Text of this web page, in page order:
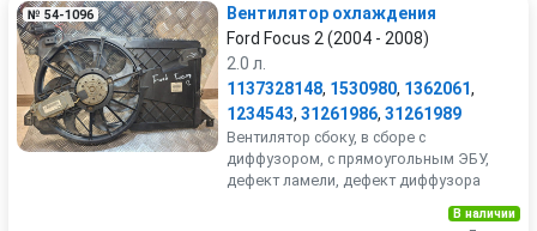
№ 54-1096
Вентилятор охлаждения
Ford Focus 2 (2004 - 2008)
2.0 л.
1137328148, 1530980, 1362061,
1234543, 31261986, 31261989
Вентилятор сбоку, в сборе с
диффузором, с прямоугольным ЭБУ,
дефект ламели, дефект диффузора
В наличии